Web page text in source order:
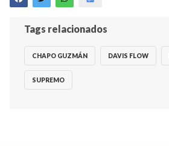
Tags relacionados
CHAPO GUZMÁN DAVIS FLOW
SUPREMO